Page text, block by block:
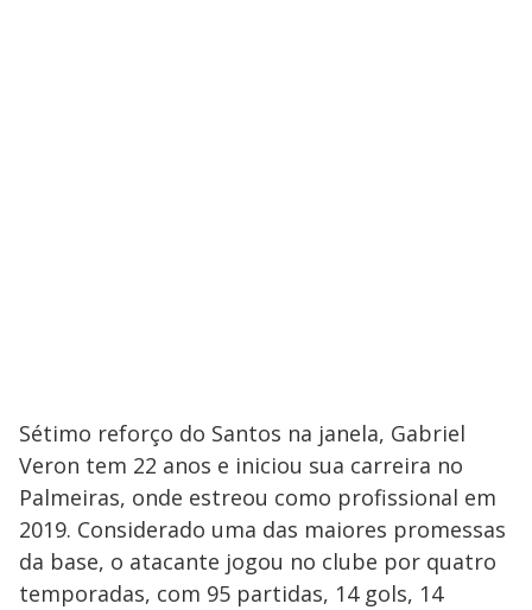
Sétimo reforço do Santos na janela, Gabriel
Veron tem 22 anos e iniciou sua carreira no
Palmeiras, onde estreou como profissional em
2019. Considerado uma das maiores promessas
da base, o atacante jogou no clube por quatro
temporadas, com 95 partidas, 14 gols, 14